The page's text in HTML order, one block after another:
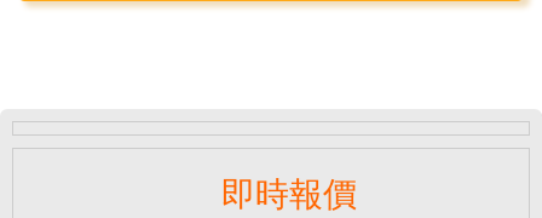
即時報價